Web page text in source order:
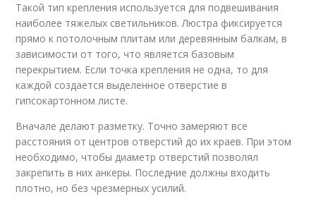
Такой тип крепления используется для подвешивания
наиболее тяжелых светильников. Люстра фиксируется
прямо к потолочным плитам или деревянным балкам, в
зависимости от того, что является базовым
перекрытием. Если точка крепления не одна, то для
каждой создается выделенное отверстие в
гипсокартонном листе.
Вначале делают разметку. Точно замеряют все
расстояния от центров отверстий до их краев. При этом
необходимо, чтобы диаметр отверстий позволял
закрепить в них анкеры. Последние должны входить
плотно, но без чрезмерных усилий.